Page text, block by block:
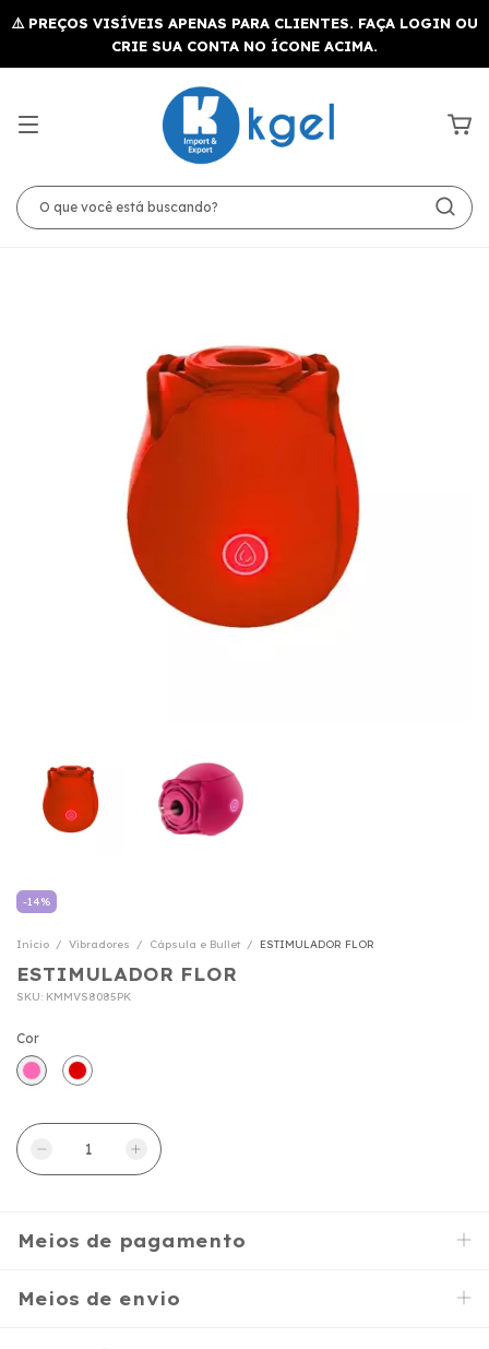
-14%
Início / Vibradores / Cápsula e Bullet / ESTIMULADOR FLOR
ESTIMULADOR FLOR
SKU: KMMVS8085PK
Cor
Meios de pagamento
Meios de envio